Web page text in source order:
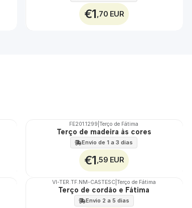
€1 ,70 EUR
FE201.1299 |Terço de Fátima
Terço de madeira às cores
Envio de 1 a 3 dias
€1 ,59 EUR
VI-TER.TF.NM-CASTESC| Terço de Fátima
Terço de cordão e Fátima
Envio 2 a 5 dias